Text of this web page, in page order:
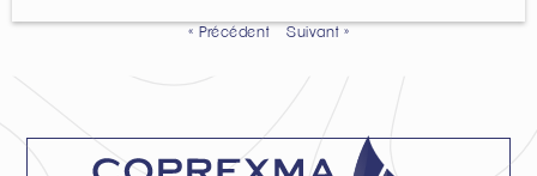
« Précédent Suivant »